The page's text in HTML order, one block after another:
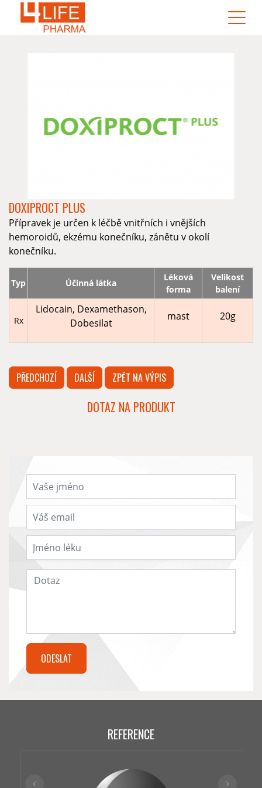
DOXIPROCT PLUS
Přípravek je určen k léčbě vnitřních i vnějších
hemoroidů, ekzému konečníku, zánětu v okolí
konečníku.
Typ Účinná látka
Léková
forma
Velikost
balení
Rx
Lidocain, Dexamethason,
Dobesilat
mast 20g
PŘEDCHOZÍ DALŠÍ ZPĚT NA VÝPIS
DOTAZ NA PRODUKT
REFERENCE